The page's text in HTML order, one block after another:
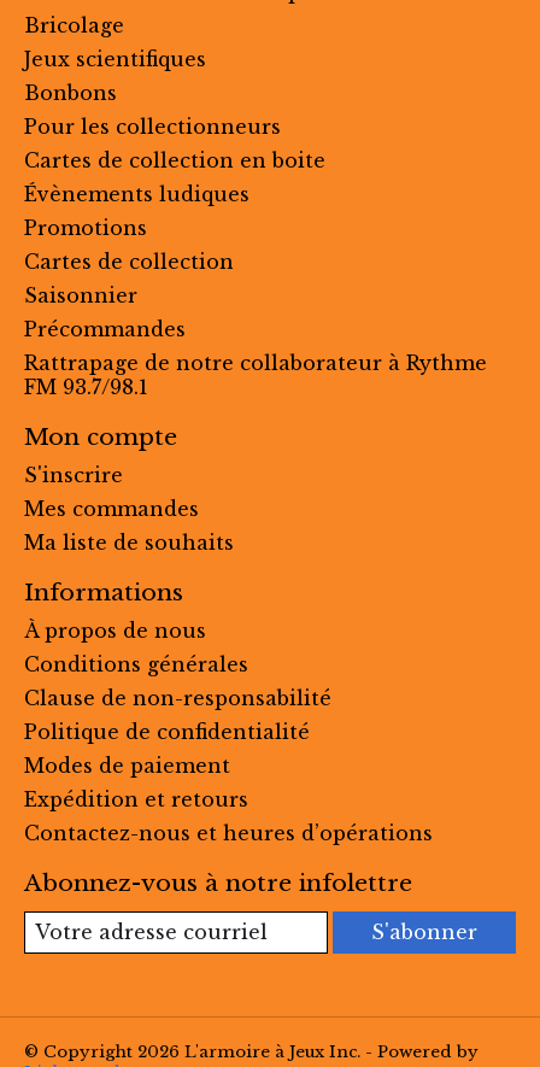
Bricolage
Jeux scientifiques
Bonbons
Pour les collectionneurs
Cartes de collection en boite
Évènements ludiques
Promotions
Cartes de collection
Saisonnier
Précommandes
Rattrapage de notre collaborateur à Rythme
FM 93.7/98.1
Mon compte
S'inscrire
Mes commandes
Ma liste de souhaits
Informations
À propos de nous
Conditions générales
Clause de non-responsabilité
Politique de confidentialité
Modes de paiement
Expédition et retours
Contactez-nous et heures d’opérations
Abonnez-vous à notre infolettre
S'abonner
© Copyright 2026 L'armoire à Jeux Inc. - Powered by